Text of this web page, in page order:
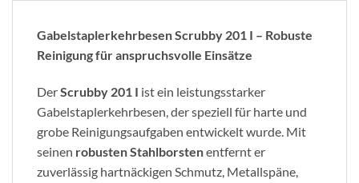
Gabelstaplerkehrbesen Scrubby 201 I – Robuste
Reinigung für anspruchsvolle Einsätze
DerScrubby 201 I ist ein leistungsstarker
Gabelstaplerkehrbesen, der speziell für harte und
grobe Reinigungsaufgaben entwickelt wurde. Mit
seinen robusten Stahlborstenentfernt er
zuverlässig hartnäckigen Schmutz, Metallspäne,